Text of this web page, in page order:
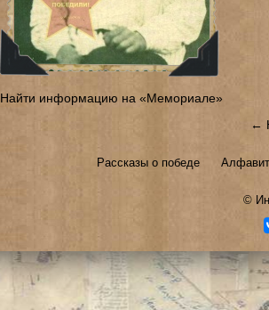
Найти информацию на «Мемориале»
←
Рассказы о победе
©